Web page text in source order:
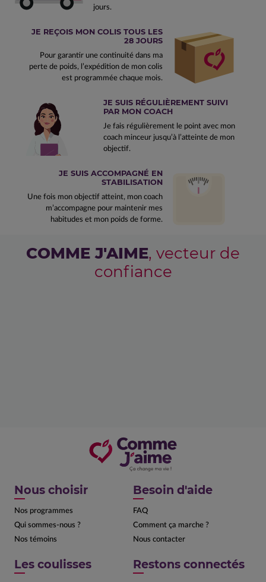
jours.
JE REÇOIS MON COLIS TOUS LES
28 JOURS
Pour garantir une continuité dans ma
perte de poids, l’expédition de mon colis
est programmée chaque mois.
JE SUIS RÉGULIÈREMENT SUIVI
PAR MON COACH
Je fais régulièrement le point avec mon
coach minceur jusqu’à l’atteinte de mon
objectif.
JE SUIS ACCOMPAGNÉ EN
STABILISATION
Une fois mon objectif atteint, mon coach
m’accompagne pour maintenir mes
habitudes et mon poids de forme.
COMME J'AIME, vecteur de
confiance
Nous choisir
Nos programmes
Qui sommes-nous ?
Nos témoins
Besoin d'aide
FAQ
Comment ça marche ?
Nous contacter
Les coulisses Restons connectés